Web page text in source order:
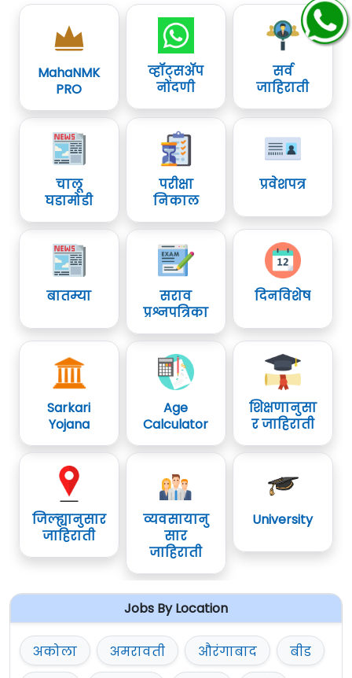
MahaNMK
PRO
व्हॉट्सॲप
नोंदणी
सर्व
जाहिराती
चालू
घडामोडी
परीक्षा
निकाल
प्रवेशपत्र
बातम्या
सराव
प्रश्नपत्रिका
दिनविशेष
Sarkari
Yojana
Age
Calculator
शिक्षणानुसा
र जाहिराती
जिल्ह्यानुसार
जाहिराती
व्यवसायानु
सार
जाहिराती
University
Jobs By Location
अकोला अमरावती औरंगाबाद
बीड